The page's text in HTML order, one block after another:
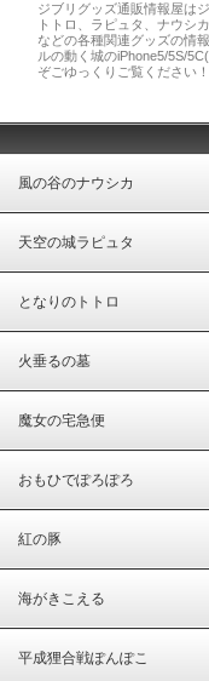
ジブリグッズ通販情報屋は
トトロ、ラピュタ、ナウシ
などの各種関連グッズの情
ルの動く城のiPhone5/5S/
ぞごゆっくりご覧ください！
風の谷のナウシカ
天空の城ラピュタ
となりのトトロ
火垂るの墓
魔女の宅急便
おもひでぽろぽろ
紅の豚
海がきこえる
平成狸合戦ぽんぽこ